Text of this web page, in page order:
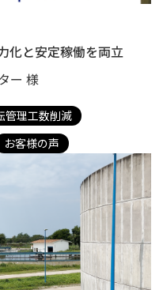
化と安定稼働を両立
ー 様
管理工数削減
お客様の声